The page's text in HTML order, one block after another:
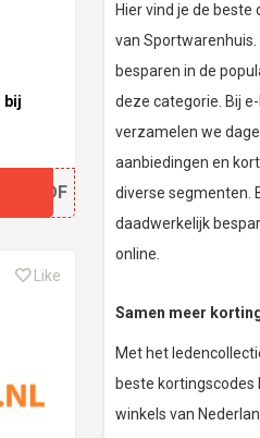
bij
3SWDF
Like
Hier vind je de beste
van Sportwarenhuis.
besparen in de
deze categorie. Bij
verzamelen we
aanbiedingen en
diverse segmenten.
daadwerkelijk
online.
Samen meer
Met het
beste kortingscodes
winkels van